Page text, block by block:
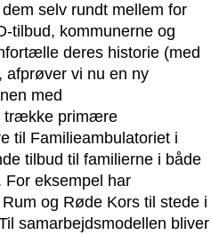
selv rundt mellem for
tilbud, kommunerne og
deres historie (med
afprøver vi nu en ny
med
trække primære
til Familieambulatoriet i
tilbud til familierne i både
For eksempel har
og Røde Kors til stede i
samarbejdsmodellen bliver